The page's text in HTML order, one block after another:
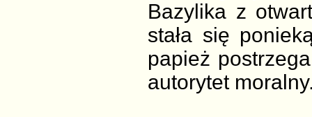
Bazylika z
stała się
papież
autorytet